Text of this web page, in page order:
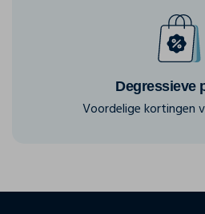
Degressieve
Voordelige kortingen